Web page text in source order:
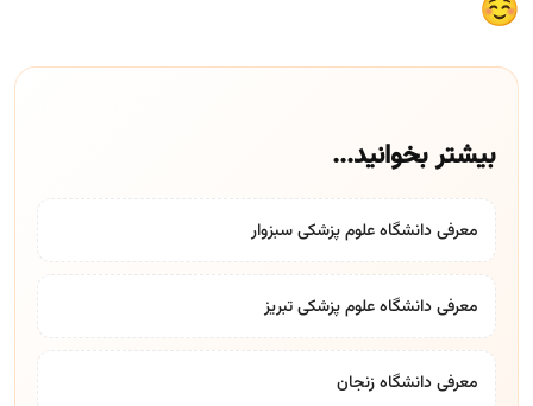
بیشتر بخوانید...
معرفی دانشگاه علوم پزشکی سبزوار
معرفی دانشگاه علوم پزشکی تبریز
معرفی دانشگاه زنجان